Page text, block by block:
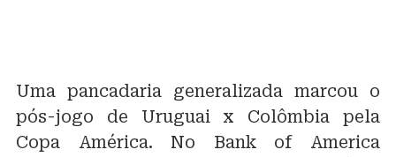
Uma pancadaria generalizada marcou o
pós-jogo de Uruguai x Colômbia pela
Copa América. No Bank of America